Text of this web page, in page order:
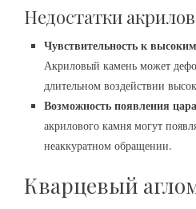
Недостатки
Чувствительность к
Акриловый камень может
длительном воздействии
Возможность появления
акрилового камня могут
неаккуратном обращении.
Кварцевый